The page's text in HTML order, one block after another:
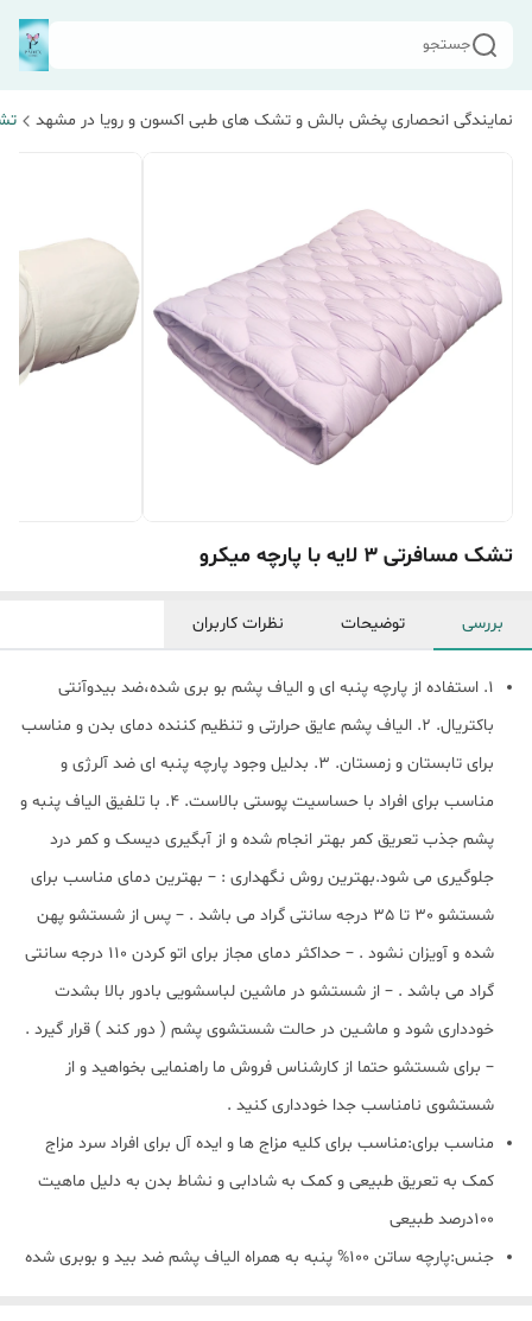
جستجو
نمایندگی انحصاری پخش بالش و تشک های طبی اکسون و رویا در مشهد
تشک مسافرتی 3 لایه با پارچه میکرو
بررسی توضیحات نظرات کاربران
1. استفاده از پارچه پنبه ای و الیاف پشم بو بری شده،ضد بیدوآنتی
باکتریال. 2. الیاف پشم عایق حرارتی و تنظیم کننده دمای بدن و مناسب
برای تابستان و زمستان. 3. بدلیل وجود پارچه پنبه ای ضد آلرژی و
مناسب برای افراد با حساسیت پوستی بالاست. 4. با تلفیق الیاف پنبه و
پشم جذب تعریق کمر بهتر انجام شده و از آبگیری دیسک و کمر درد
جلوگیری می شود.بهترین روش نگهداری : – بهترین دمای مناسب برای
شستشو 30 تا 35 درجه سانتی گراد می باشد . – پس از شستشو پهن
شده و آویزان نشود . – حداکثر دمای مجاز برای اتو کردن 110 درجه سانتی
گراد می باشد . – از شستشو در ماشین لباسشویی بادور بالا بشدت
خودداری شود و ماشـین در حالت شستشوی پشم ( دور کند ) قرار گیرد .
– برای شستشو حتما از کارشناس فروش ما راهنمایی بخواهید و از
شستشوی نامناسب جدا خودداری کنید .
مناسب برای:مناسب برای کلیه مزاج ها و ایده آل برای افراد سرد مزاج
کمک به تعریق طبیعی و کمک به شادابی و نشاط بدن به دلیل ماهیت
100درصد طبیعی
جنس:پارچه ساتن 100% پنبه به همراه الیاف پشم ضد بید و بوبری شده